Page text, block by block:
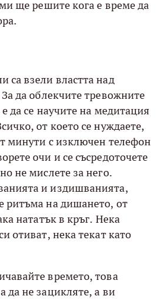
ще решите кога е време да
са взели властта над
да облекчите тревожните
да се научите на медитация
от което се нуждаете,
минути с изключен телефон
очи и се съсредоточете
не мислете за него.
и издишванията,
ритъма на дишането, от
нататък в кръг. Нека
отиват, нека текат като
времето, това
да не зацикляте, а ви